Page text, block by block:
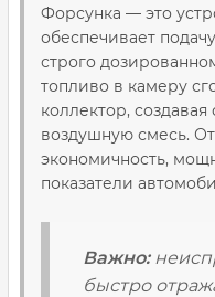
Форсунка — это
обеспечивает
строго
топливо в камеру
коллектор,
воздушную смесь.
экономичность,
показатели
Важно:
быстро